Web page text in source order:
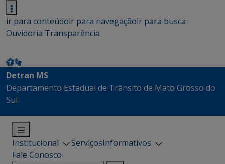
ir para conteúdoir para navegaçãoir para busca
Ouvidoria Transparência
Detran MS
Departamento Estadual de Trânsito de Mato Grosso do
Sul
Institucional ServiçosInformativos
Fale Conosco